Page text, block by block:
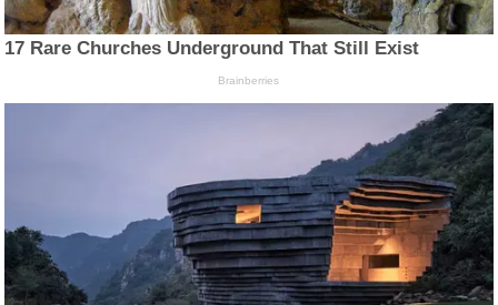
17 Rare Churches Underground That Still Exist
Brainberries